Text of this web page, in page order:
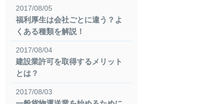
2017/08/05
福利厚生は会社ごとに違う？よ
くある種類を解説！
2017/08/04
建設業許可を取得するメリット
とは？
2017/08/03